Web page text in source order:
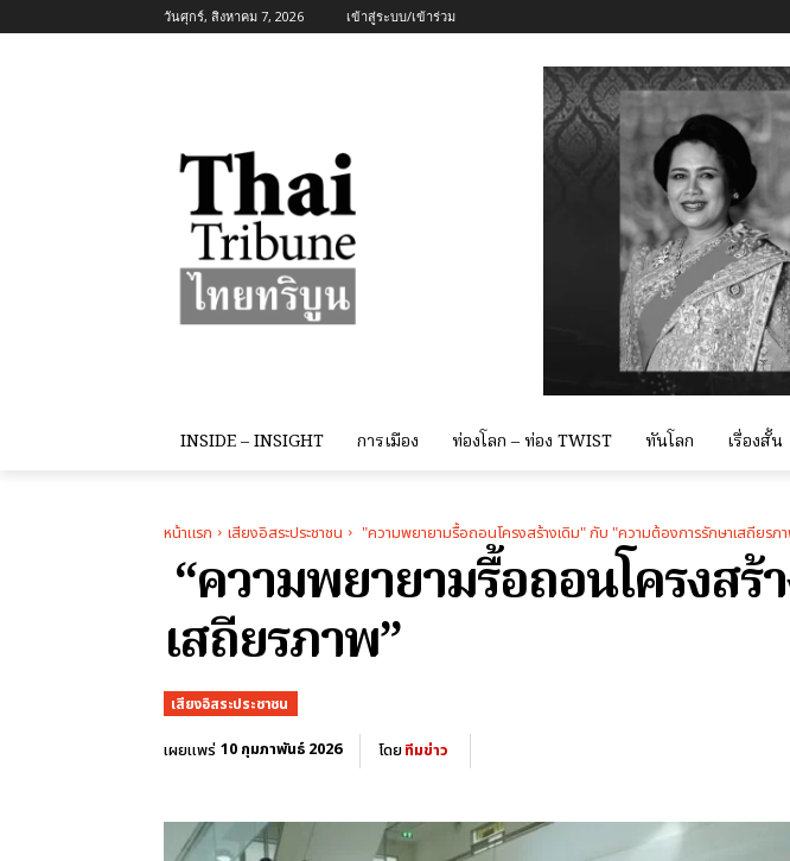
วันศุกร์, สิงหาคม 7, 2026 เข้าสู่ระบบ/เข้าร่วม
INSIDE – INSIGHT การเมือง ท่องโลก – ท่อง TWIST ทันโลก เรื่องสั้น
หน้าแรก เสียงอิสระประชาชน "ความพยายามรื้อถอนโครงสร้างเดิม" กับ "ความต้องการรักษาเสถียรภ
“ความพยายามรื้อถอนโครงสร้
เสถียรภาพ”
เสียงอิสระประชาชน
เผยแพร่ 10 กุมภาพันธ์ 2026 โดยทีมข่าว